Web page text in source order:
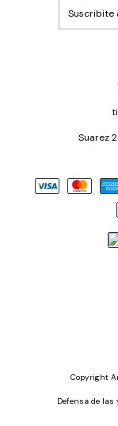
Suarez
Copyright
Defensa de las